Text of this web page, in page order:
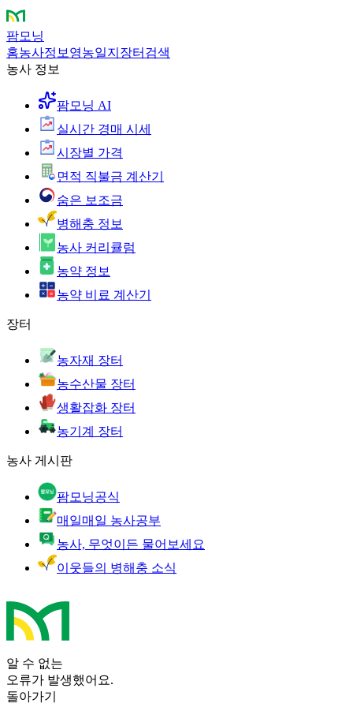
팜모닝
홈농사정보 영농일지 장터 검색
농사 정보
팜모닝 AI
실시간 경매 시세
시장별 가격
면적 직불금 계산기
숨은 보조금
병해충 정보
농사 커리큘럼
농약 정보
농약 비료 계산기
장터
농자재 장터
농수산물 장터
생활잡화 장터
농기계 장터
농사 게시판
팜모닝공식
매일매일 농사공부
농사, 무엇이든 물어보세요
이웃들의 병해충 소식
알 수 없는
오류가 발생했어요.
돌아가기